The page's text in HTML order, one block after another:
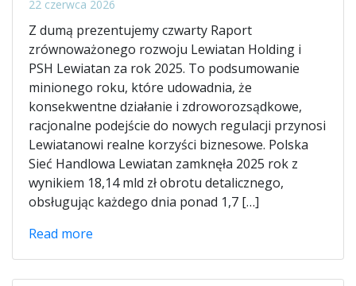
22 czerwca 2026
Z dumą prezentujemy czwarty Raport
zrównoważonego rozwoju Lewiatan Holding i
PSH Lewiatan za rok 2025. To podsumowanie
minionego roku, które udowadnia, że
konsekwentne działanie i zdroworozsądkowe,
racjonalne podejście do nowych regulacji przynosi
Lewiatanowi realne korzyści biznesowe. Polska
Sieć Handlowa Lewiatan zamknęła 2025 rok z
wynikiem 18,14 mld zł obrotu detalicznego,
obsługując każdego dnia ponad 1,7 […]
Read more